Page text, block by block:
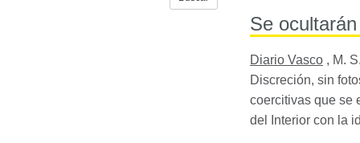
Se
Diario Vasco , M.
Discreción, sin
coercitivas que se
del Interior con la